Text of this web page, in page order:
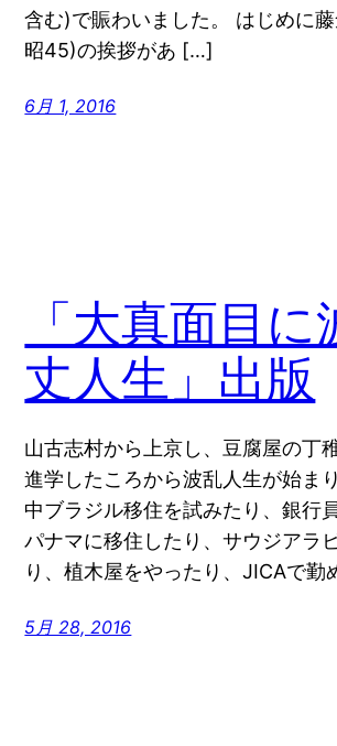
含む)で賑わいました。 はじめに
昭45)の挨拶があ […]
6月 1, 2016
「大真面目
丈人生」出版
山古志村から上京し、豆腐屋の丁
進学したころから波乱人生が始ま
中ブラジル移住を試みたり、銀行
パナマに移住したり、サウジアラ
り、植木屋をやったり、JICAで
5月 28, 2016